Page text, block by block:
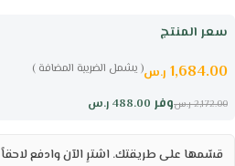
سعر المنتج
( يشمل الضريبة المضافة ) 1,684.00 ر.س
وفر 488.00 ر.س 2,172.00 ر.س
قسّمها على طريقتك. اشترِ الآن وادفع لاحقاً